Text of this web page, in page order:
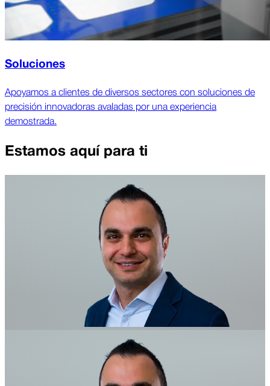
Soluciones
Apoyamos a clientes de diversos sectores con soluciones de
precisión innovadoras avaladas por una experiencia
demostrada.
Estamos aquí para ti